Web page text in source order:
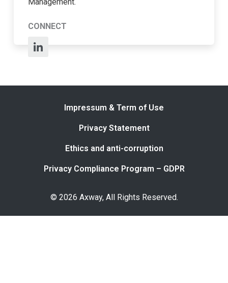
CONNECT
Impressum & Term of Use
Privacy Statement
Ethics and anti-corruption
Privacy Compliance Program – GDPR
© 2026 Axway, All Rights Reserved.